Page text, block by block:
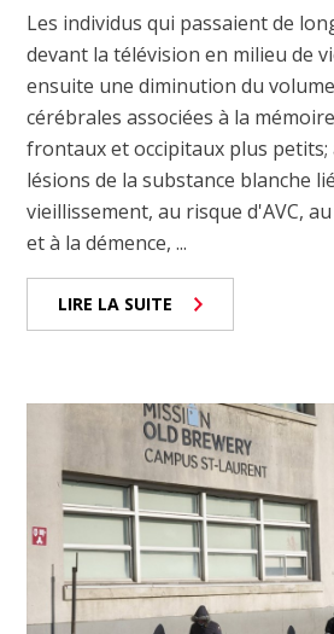
Les individus qui passaient de
devant la télévision en milieu de
ensuite une diminution du
cérébrales associées à la
frontaux et occipitaux plus petits;
lésions de la substance blanche
vieillissement, au risque d'AVC,
et à la démence, ...
LIRE LA SUITE